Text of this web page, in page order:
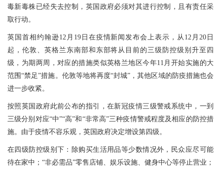
毒新毒株已经失去控制，英国政府必须对其进行控制，且有责任采
取行动。
英国首相约翰逊12月19日在疫情新闻发布会上表示，从12月20日
起，伦敦、英格兰东南部和东部将从目前的三级防控级别升至四
级，为期两周，对应的措施类似英格兰地区今年11月开始实施的大
范围“禁足”措施。伦敦等地将再度“封城”，其他区域的防疫措施也会
进一步收紧。
按照英国政府此前公布的指引，在新冠疫情三级警戒系统中，一到
三级分别对应“中”“高”和“非常高”三种疫情警戒程度及相应的防控措
施。由于疫情不容乐观，英国政府决定增设第四级。
在四级防控级别下：除购买生活用品等少数情况外，民众应尽可能
待在家中；“非必需品”零售店铺、娱乐设施、健身中心等停止营业；